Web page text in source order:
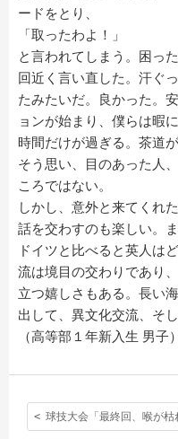
ードをとり、
「取ったわよ！」
と言われてしまう。困っ
回近く言い直した。汗ぐ
たみたいだ。良かった。
ョンが始まり、僕らは暇
時間だけが過ぎる。茶道
そう思い、目のあった人
ころではない。
しかし、意外と来てくれ
話を交わすのも楽しい。
ドイツと比べると英人は
流は境目の交わりであり
立つ嬉しさもある。長い
出して、異文化交流、そ
（高等部１年新入生 男子）